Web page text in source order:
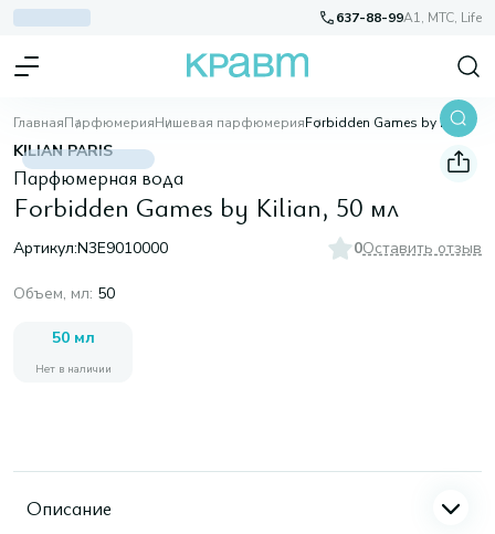
637-88-99A1, МТС, Life
ГлавнаяПарфюмерияНишевая парфюмерия Forbidden Games by Kilian, 50 мл
KILIAN PARIS
Парфюмерная вода
Forbidden Games by Kilian, 50 мл
Артикул:N3E9010000 0Оставить отзыв
Объем, мл: 50
50 мл
Нет в наличии
Описание